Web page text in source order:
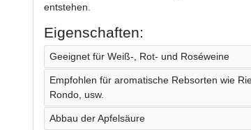
entstehen.
Eigenschaften:
Geeignet für Weiß-, Rot- und Roséweine
Empfohlen für aromatische Rebsorten wie
Rondo, usw.
Abbau der Apfelsäure